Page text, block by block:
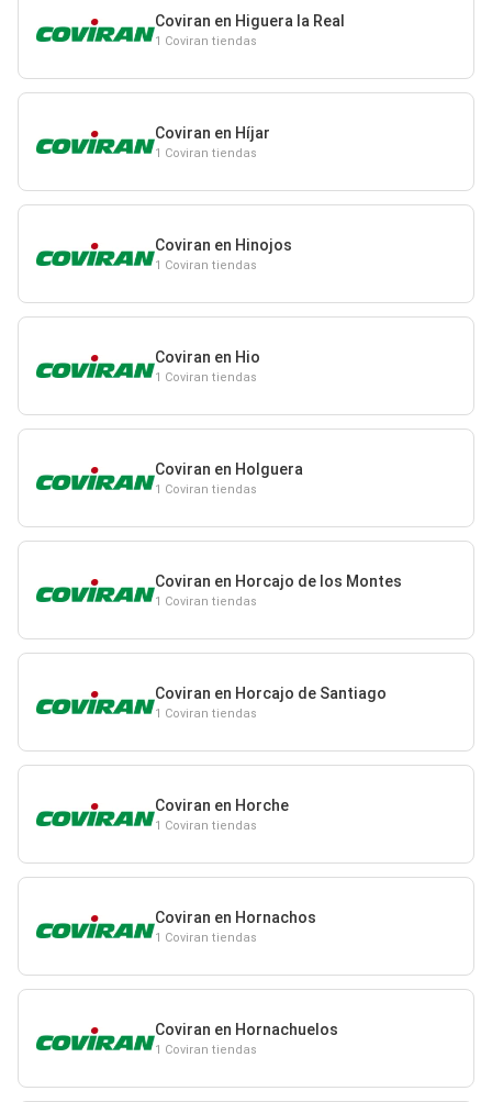
Coviran en Higuera la Real
1 Coviran tiendas
Coviran en Híjar
1 Coviran tiendas
Coviran en Hinojos
1 Coviran tiendas
Coviran en Hio
1 Coviran tiendas
Coviran en Holguera
1 Coviran tiendas
Coviran en Horcajo de los Montes
1 Coviran tiendas
Coviran en Horcajo de Santiago
1 Coviran tiendas
Coviran en Horche
1 Coviran tiendas
Coviran en Hornachos
1 Coviran tiendas
Coviran en Hornachuelos
1 Coviran tiendas